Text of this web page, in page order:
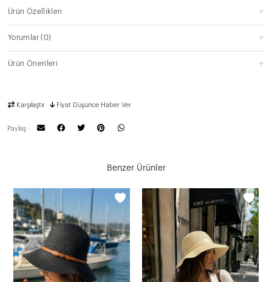
Ürün Özellikleri
Yorumlar(0)
Ürün Önerileri
Karşılaştır Fiyat Düşünce Haber Ver
Paylaş :
Benzer Ürünler